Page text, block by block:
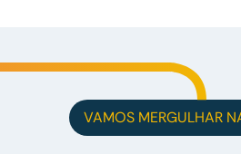
VAMOS MERGULHAR